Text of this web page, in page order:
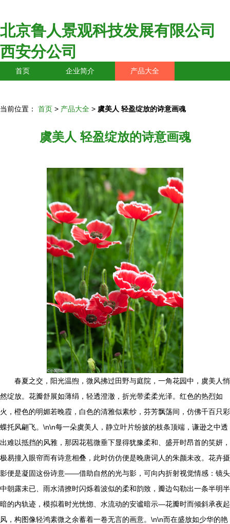
北京鲁人景观科技发展有限公司
西安分公司
首页 企业简介 产品大全
当前位置： 首页 > 产品大全 > 虞美人 轻盈绽放的诗意画魂
虞美人 轻盈绽放的诗意画魂
春夏之交，阳光温煦，微风拂过田野与庭院，一角花园中，虞美人悄
然绽放。花瓣舒展如薄绢，轻透澄澈，折光带柔柔光泽。红色的热烈如
火，橙色的明媚若晚霞，白色的清雅似素纱，芬芳飘荡间，仿佛千百只彩
蝶托风翩飞。\n\n每一朵虞美人，静立叶片纷披的枝条顶端，谦逊之中透
出难以抵挡的风雅，那因花苞微垂下显得犹豫柔和、盛开时昂首的笑妍，
极易撞入眼帘而有诗意相叠，此时仿仿便是晚唐词人的朱颜未改。花卉摄
影便是凝固这份诗意——借助自然的光与影，可向内折射视觉情感：镜头
中朝露未已、雨水清撩时闪烁着波似的柔和韵致，瓣边勾勒出一条半明半
暗的内轨迹，模拟着时光恍惚、水流动的安谧暗示—花瓣时而倾斜承夜起
风，构图像轻鸿素微之余蓄着一卷无言的画意。\n\n而在盛放如少华的艳